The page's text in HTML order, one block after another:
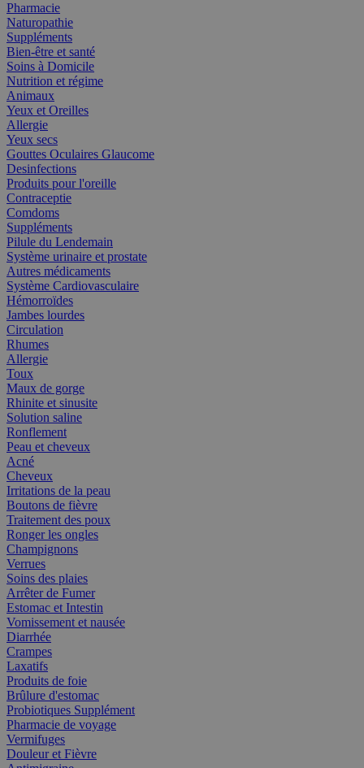
Pharmacie
Naturopathie
Suppléments
Bien-être et santé
Soins à Domicile
Nutrition et régime
Animaux
Yeux et Oreilles
Allergie
Yeux secs
Gouttes Oculaires Glaucome
Desinfections
Produits pour l'oreille
Contraceptie
Comdoms
Suppléments
Pilule du Lendemain
Système urinaire et prostate
Autres médicaments
Système Cardiovasculaire
Hémorroïdes
Jambes lourdes
Circulation
Rhumes
Allergie
Toux
Maux de gorge
Rhinite et sinusite
Solution saline
Ronflement
Peau et cheveux
Acné
Cheveux
Irritations de la peau
Boutons de fièvre
Traitement des poux
Ronger les ongles
Champignons
Verrues
Soins des plaies
Arrêter de Fumer
Estomac et Intestin
Vomissement et nausée
Diarrhée
Crampes
Laxatifs
Produits de foie
Brûlure d'estomac
Probiotiques Supplément
Pharmacie de voyage
Vermifuges
Douleur et Fièvre